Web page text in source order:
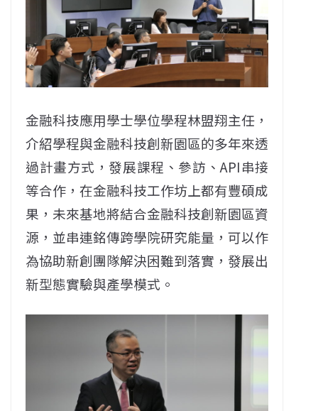
金融科技應用學士學位學程林盟翔主任，
介紹學程與金融科技創新園區的多年來透
過計畫方式，發展課程、參訪、API串接
等合作，在金融科技工作坊上都有豐碩成
果，未來基地將結合金融科技創新園區資
源，並串連銘傳跨學院研究能量，可以作
為協助新創團隊解決困難到落實，發展出
新型態實驗與產學模式。